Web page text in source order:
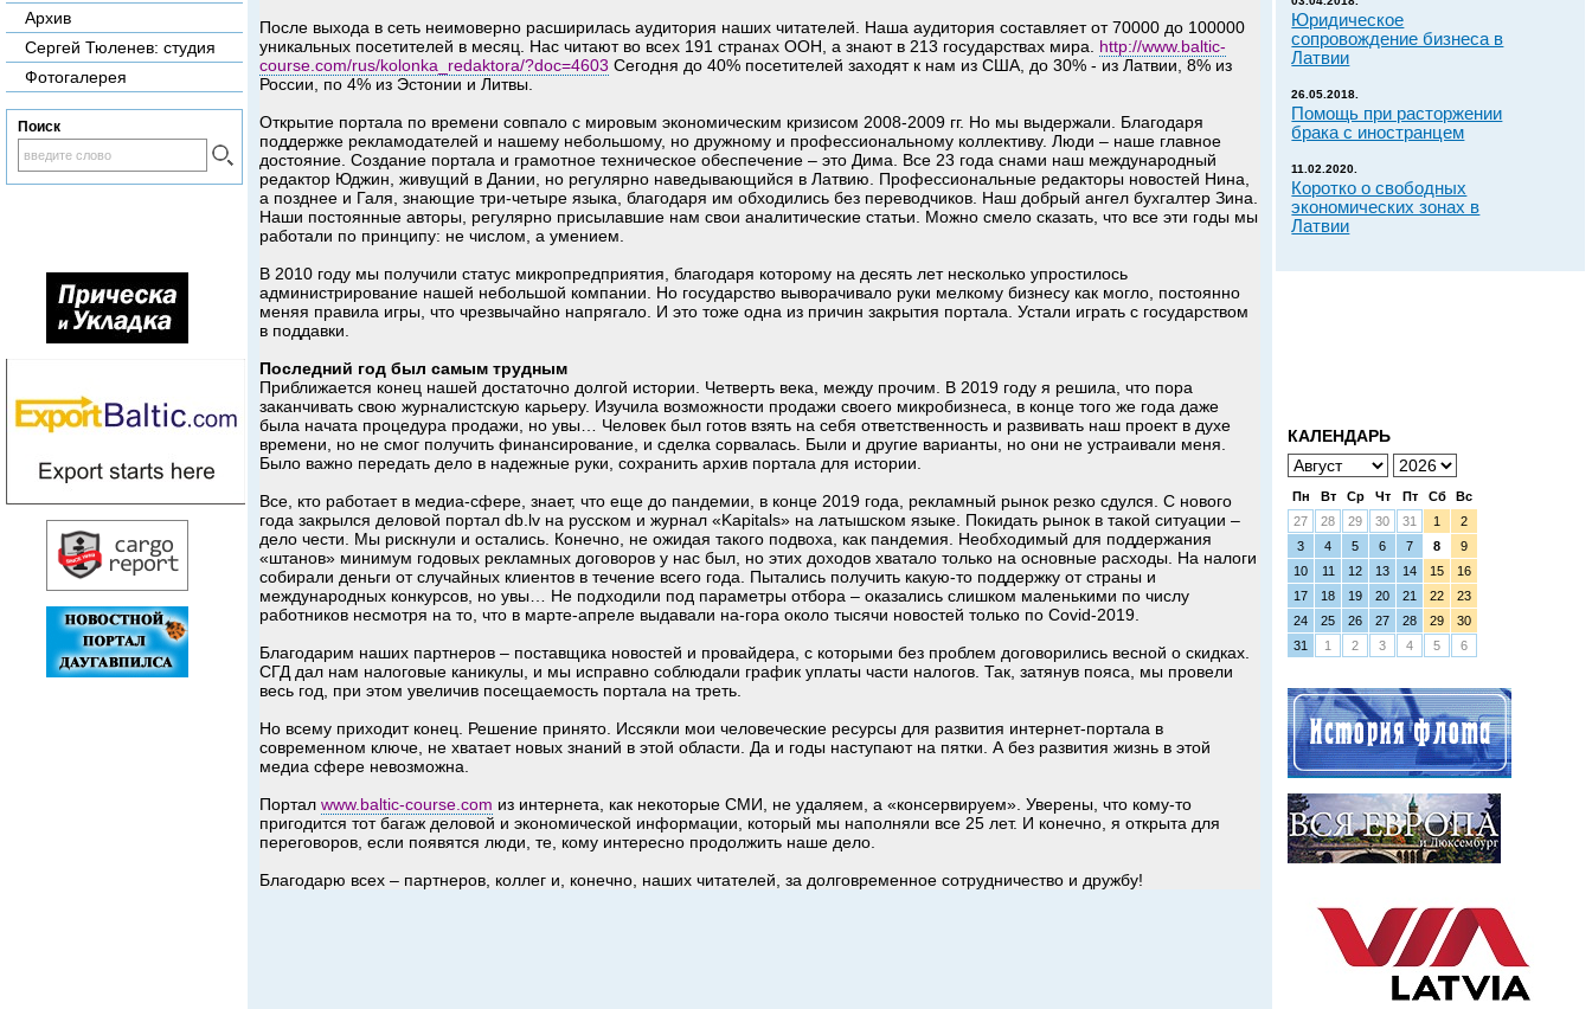
После выхода в сеть неимоверно расширилась аудитория наших читателей. Наша аудитория составляет от 70000 до 100000
уникальных посетителей в месяц. Нас читают во всех 191 странах ООН, а знают в 213 государствах мира. http://www.baltic-
course.com/rus/kolonka_redaktora/?doc=4603 Сегодня до 40% посетителей заходят к нам из США, до 30% - из Латвии, 8% из
России, по 4% из Эстонии и Литвы.
Открытие портала по времени совпало с мировым экономическим кризисом 2008-2009 гг. Но мы выдержали. Благодаря
поддержке рекламодателей и нашему небольшому, но дружному и профессиональному коллективу. Люди – наше главное
достояние. Создание портала и грамотное техническое обеспечение – это Дима. Все 23 года снами наш международный
редактор Юджин, живущий в Дании, но регулярно наведывающийся в Латвию. Профессиональные редакторы новостей Нина,
а позднее и Галя, знающие три-четыре языка, благодаря им обходились без переводчиков. Наш добрый ангел бухгалтер Зина.
Наши постоянные авторы, регулярно присылавшие нам свои аналитические статьи. Можно смело сказать, что все эти годы мы
работали по принципу: не числом, а умением.
В 2010 году мы получили статус микропредприятия, благодаря которому на десять лет несколько упростилось
администрирование нашей небольшой компании. Но государство выворачивало руки мелкому бизнесу как могло, постоянно
меняя правила игры, что чрезвычайно напрягало. И это тоже одна из причин закрытия портала. Устали играть с государством
в поддавки.
Последний год был самым трудным
Приближается конец нашей достаточно долгой истории. Четверть века, между прочим. В 2019 году я решила, что пора
заканчивать свою журналистскую карьеру. Изучила возможности продажи своего микробизнеса, в конце того же года даже
была начата процедура продажи, но увы… Человек был готов взять на себя ответственность и развивать наш проект в духе
времени, но не смог получить финансирование, и сделка сорвалась. Были и другие варианты, но они не устраивали меня.
Было важно передать дело в надежные руки, сохранить архив портала для истории.
Все, кто работает в медиа-сфере, знает, что еще до пандемии, в конце 2019 года, рекламный рынок резко сдулся. С нового
года закрылся деловой портал db.lv на русском и журнал «Kapitals» на латышском языке. Покидать рынок в такой ситуации –
дело чести. Мы рискнули и остались. Конечно, не ожидая такого подвоха, как пандемия. Необходимый для поддержания
«штанов» минимум годовых рекламных договоров у нас был, но этих доходов хватало только на основные расходы. На налоги
собирали деньги от случайных клиентов в течение всего года. Пытались получить какую-то поддержку от страны и
международных конкурсов, но увы… Не подходили под параметры отбора – оказались слишком маленькими по числу
работников несмотря на то, что в марте-апреле выдавали на-гора около тысячи новостей только по Covid-2019.
Благодарим наших партнеров – поставщика новостей и провайдера, с которыми без проблем договорились весной о скидках.
СГД дал нам налоговые каникулы, и мы исправно соблюдали график уплаты части налогов. Так, затянув пояса, мы провели
весь год, при этом увеличив посещаемость портала на треть.
Но всему приходит конец. Решение принято. Иссякли мои человеческие ресурсы для развития интернет-портала в
современном ключе, не хватает новых знаний в этой области. Да и годы наступают на пятки. А без развития жизнь в этой
медиа сфере невозможна.
Портал www.baltic-course.com из интернета, как некоторые СМИ, не удаляем, а «консервируем». Уверены, что кому-то
пригодится тот багаж деловой и экономической информации, который мы наполняли все 25 лет. И конечно, я открыта для
переговоров, если появятся люди, те, кому интересно продолжить наше дело.
Благодарю всех – партнеров, коллег и, конечно, наших читателей, за долговременное сотрудничество и дружбу!
Архив
Сергей Тюленев: студия
Фотогалерея
Поиск
Юридическое
сопровождение бизнеса в
Латвии
26.05.2018.
Помощь при расторжении
брака с иностранцем
11.02.2020.
Коротко о свободных
экономических зонах в
Латвии
КАЛЕНДАРЬ
Пн Вт Ср Чт Пт Сб
Вс
27
28 29 30 31 1
2
3
4 5 6 7 8
9
10
11 12 13 14 15
16
17
18 19 20 21 22
23
24
25 26 27 28 29
30
31
1 2 3 4 5 6